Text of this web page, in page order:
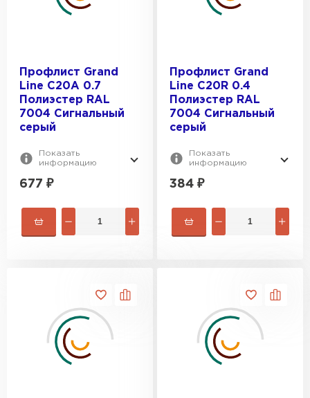
Профлист Grand
Line C20A 0.7
Полиэстер RAL
7004 Сигнальный
серый
Показать
информацию
677 ₽
Профлист Grand
Line C20R 0.4
Полиэстер RAL
7004 Сигнальный
серый
Показать
информацию
384 ₽